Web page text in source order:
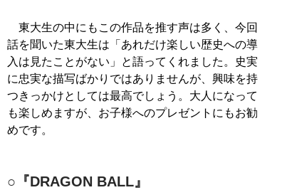
東大生の中にもこの作品を推す声は多く、今回
話を聞いた東大生は「あれだけ楽しい歴史への導
入は見たことがない」と語ってくれました。史実
に忠実な描写ばかりではありませんが、興味を持
つきっかけとしては最高でしょう。大人になって
も楽しめますが、お子様へのプレゼントにもお勧
めです。
○『DRAGON BALL』